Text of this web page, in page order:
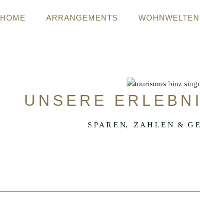
HOME ARRANGEMENTS WOHNWELTEN
UNSERE
S P A R E N, Z A H L E N & G E